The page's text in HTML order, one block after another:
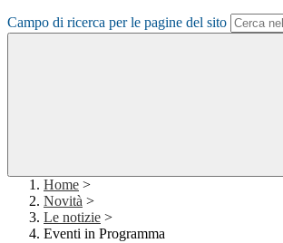
Campo di ricerca per le pagine del sito
Home >
Novità >
Le notizie >
Eventi in Programma